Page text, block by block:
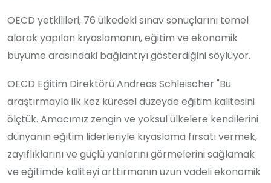
OECD yetkilileri, 76 ülkedeki sınav sonuçlarını temel
alarak yapılan kıyaslamanın, eğitim ve ekonomik
büyüme arasındaki bağlantıyı gösterdiğini söylüyor.
OECD Eğitim Direktörü Andreas Schleischer "Bu
araştırmayla ilk kez küresel düzeyde eğitim kalitesini
ölçtük. Amacımız zengin ve yoksul ülkelere kendilerini
dünyanın eğitim liderleriyle kıyaslama fırsatı vermek,
zayıflıklarını ve güçlü yanlarını görmelerini sağlamak
ve eğitimde kaliteyi arttırmanın uzun vadeli ekonomik